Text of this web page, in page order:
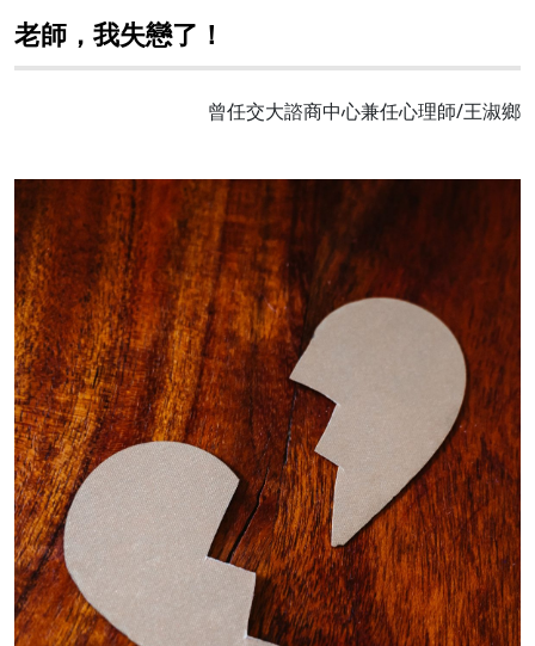
老師，我失戀了！
曾任交大諮商中心兼任心理師/王淑鄉